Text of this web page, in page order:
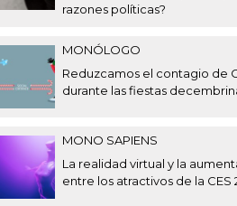
razones políticas?
MONÓLOGO
Reduzcamos el contagio de
durante las fiestas
MONO SAPIENS
La realidad virtual y la
entre los atractivos de la CES